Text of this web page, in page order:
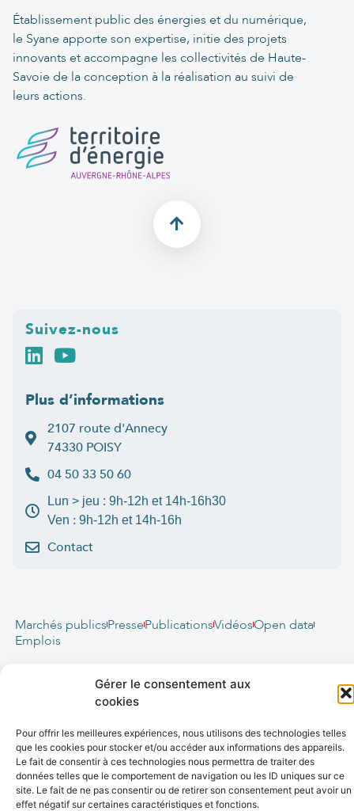
Gérer le consentement aux
cookies
Pour offrir les meilleures expériences, nous utilisons des technologies telles
que les cookies pour stocker et/ou accéder aux informations des appareils.
Le fait de consentir à ces technologies nous permettra de traiter des
données telles que le comportement de navigation ou les ID uniques sur ce
site. Le fait de ne pas consentir ou de retirer son consentement peut avoir un
effet négatif sur certaines caractéristiques et fonctions.
Établissement public des énergies et du numérique,
le Syane apporte son expertise, initie des projets
innovants et accompagne les collectivités de Haute-
Savoie de la conception à la réalisation au suivi de
leurs actions.
Suivez-nous
Plus d’informations
2107 route d'Annecy
74330 POISY
04 50 33 50 60
Lun > jeu : 9h-12h et 14h-16h30
Ven : 9h-12h et 14h-16h
Contact
Marchés publicsPressePublicationsVidéosOpen data
Emplois
eborn.fr
Mentions légalesPolitique de confidentialitéCrédits
Accessibilité (partiellement conforme) Plan du site
🚀 Propulsé par L’agence web Marque Digitale